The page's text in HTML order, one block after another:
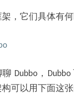
架，它们具体有
Dubbo，
可以用下面这张